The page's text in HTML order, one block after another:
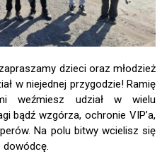
dzieci oraz młodzież
w niejednej przygodzie! Ramię
weźmiesz udział w wielu
bądź wzgórza, ochronie VIP’a,
Na polu bitwy wcielisz się
dowódcę.